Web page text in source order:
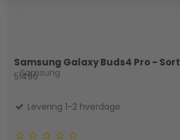
Samsung Galaxy Buds4 Pro - Sort
Samsung
51496
Levering 1-2 hverdage